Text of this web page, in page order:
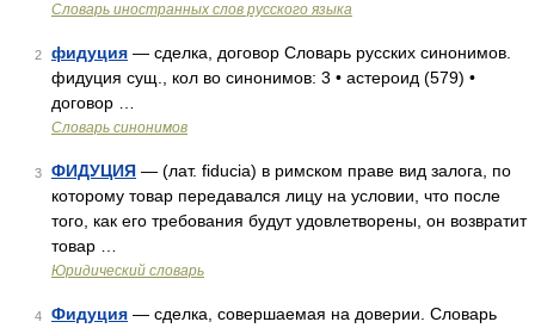
Словарь иностранных слов русского языка
2 фидуция — сделка, договор Словарь русских синонимов.
фидуция сущ., кол во синонимов: 3 • астероид (579) •
договор …
Словарь синонимов
3 ФИДУЦИЯ — (лат. fiducia) в римском праве вид залога, по
которому товар передавался лицу на условии, что после
того, как его требования будут удовлетворены, он возвратит
товар …
Юридический словарь
4 Фидуция — сделка, совершаемая на доверии. Словарь